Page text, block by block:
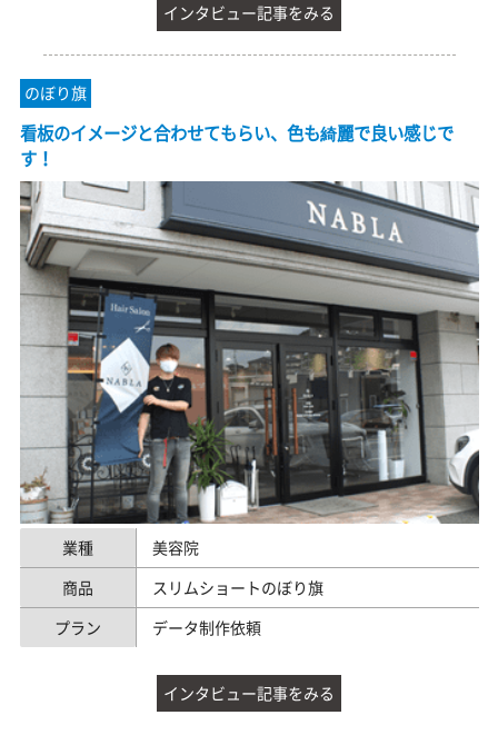
インタビュー記事をみる
のぼり旗
看板のイメージと合わせてもらい、色も綺麗で良い感じで
す！
業種
美容院
商品
スリムショートのぼり旗
プラン
データ制作依頼
インタビュー記事をみる